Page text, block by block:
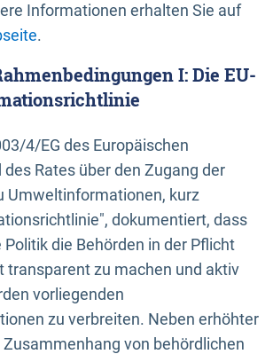
Informationen erhalten Sie auf
.
I: Die EU-
4/EG des Europäischen
Rates über den Zugang der
Umweltinformationen, kurz
dokumentiert, dass
die Behörden in der Pflicht
transparent zu machen und aktiv
vorliegenden
zu verbreiten. Neben erhöhter
von behördlichen